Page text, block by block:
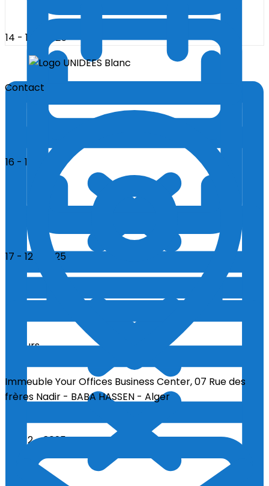
14 - 12 - 2025
5 Jours
16 - 12 - 2025
18 - 12 - 2025
17 - 12 - 2025
Contact
Immeuble Your Offices Business Center, 07 Rue des
frères Nadir - BABA HASSEN - Alger